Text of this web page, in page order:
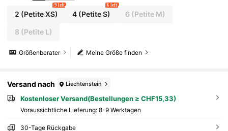
2 (Petite XS)
9 left
4 (Petite S)
6 left
6 (Petite M)
8 (Petite L)
Meine Größe finden
Größenberater
Versand nach Liechtenstein
Kostenloser Versand(Bestellungen ≥ CHF15,33)
Voraussichtliche Lieferung: 8-9 Werktagen
30-Tage Rückgabe